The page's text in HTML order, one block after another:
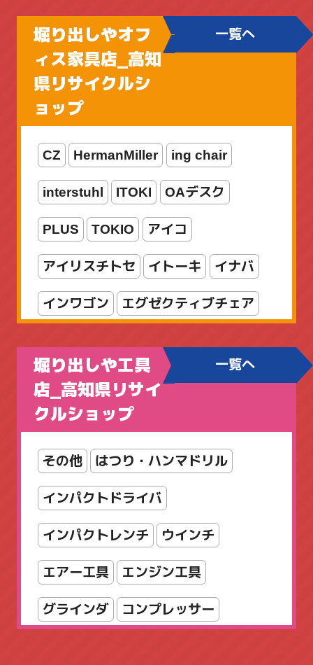
ブラックバス用
ボートアジングロッド
ライトゲームロッド ライン
リール ルアー ロッド
ロッド・リールセット
入門セット 新着商品 海水 竿
船竿
堀り出しやオフ
ィス家具店_高知
県リサイクルシ
ョップ
一覧へ
CZ HermanMiller ing chair
interstuhl ITOKI OAデスク
PLUS TOKIO アイコ
アイリスチトセ イトーキ イナバ
インワゴン エグゼクティブチェア
カウンター カリモク
シューズボックス
スタッキング スツール
スリッパラック セット
ダイヤル錠 パンフレットスタンド
パーティション
フォールディングテーブル
堀り出しや工具
店_高知県リサイ
クルショップ
一覧へ
その他 はつり・ハンマドリル
インパクトドライバ
インパクトレンチ ウインチ
エアー工具 エンジン工具
グラインダ コンプレッサー